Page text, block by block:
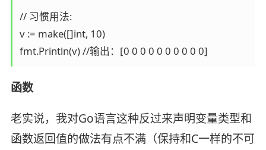
// 习惯用法:
v := make([]int, 10)
fmt.Println(v) //输出：[0 0 0 0 0 0 0 0 0 0]
函数
老实说，我对Go语言这种反过来声明变量类型和
函数返回值的做法有点不满（保持和C一样的不可